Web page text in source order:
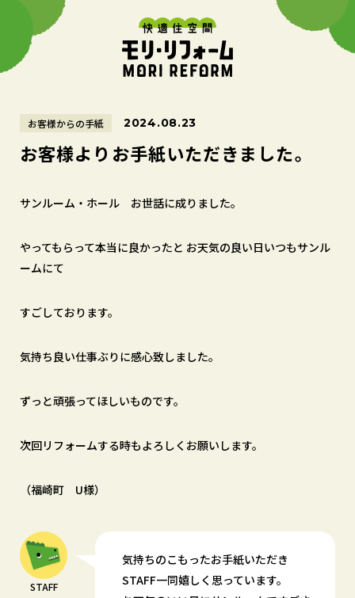
お客様からの手紙 2024.08.23
お客様よりお手紙いただきました。
サンルーム・ホール お世話に成りました。
やってもらって本当に良かったと お天気の良い日いつもサンル
ームにて
すごしております。
気持ち良い仕事ぶりに感心致しました。
ずっと頑張ってほしいものです。
次回リフォームする時もよろしくお願いします。
（福崎町 U様）
STAFF
気持ちのこもったお手紙いただき
STAFF一同嬉しく思っています。